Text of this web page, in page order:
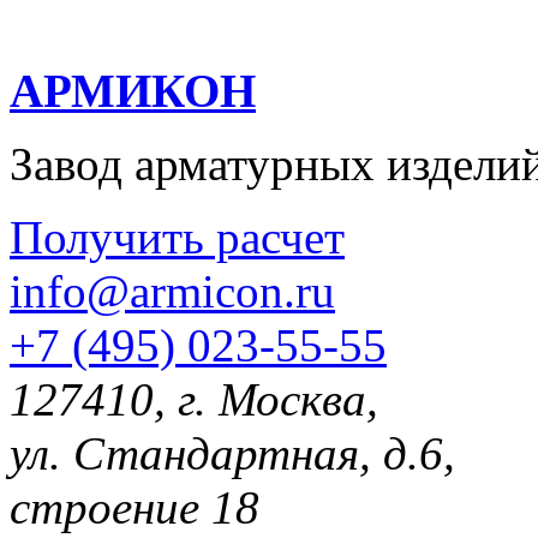
АРМИКОН
Завод арматурных
Получить расчет
info@armicon.ru
+7 (495) 023-55-55
127410, г. Москва,
ул. Стандартная, д.6,
строение 18